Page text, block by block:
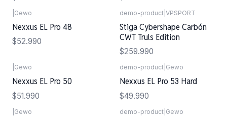
Gewo
Nexxus EL Pro 48
$52.990
demo-product VPSPORT
Stiga Cybershape Carbón
CWT Truls Edition
$259.990
Gewo
Nexxus EL Pro 50
$51.990
demo-product Gewo
Nexxus EL Pro 53 Hard
$49.990
Gewo demo-product Gewo